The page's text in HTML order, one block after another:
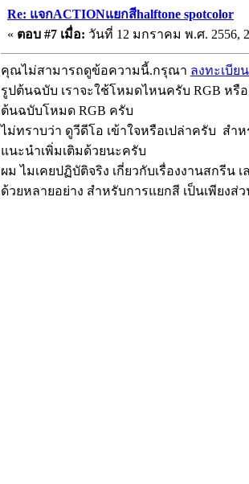
Re: แจกACTIONแยกสีhalftone spotcolor
« ตอบ #7 เมื่อ: วันที่ 12 มกราคม พ.ศ. 2556,
คุณไม่สามารถดูข้อความนี้.กรุณา ลงทะเบียน
รูปต้นฉบับ เราจะใช้โหมดไหนครับ RGB หรื
ต้นฉบับโหมด RGB ครับ
ไม่ทราบว่า ดูวีดีโอ เข้าใจหรือเปล่าครับ ส
แนะนำเพิ่มเติมด้วยนะครับ
ผม ไมเคยปฏิบัติจริง เกี่ยวกับเรื่องงานสกรีน
ด้วยหลายอย่าง สำหรับการแยกสี เป็นเพียงส่